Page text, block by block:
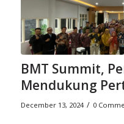
BMT Summit,
Mendukung
December 13, 2024 / 0